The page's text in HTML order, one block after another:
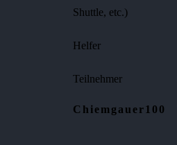
Shuttle, etc.)
Helfer
Teilnehmer
Chiemgauer100